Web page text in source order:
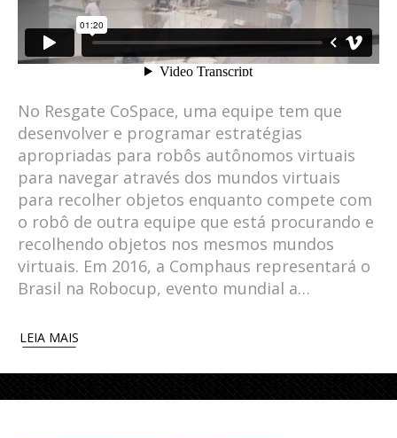
No Resgate CoSpace, uma equipe tem que
desenvolver e programar estratégias
apropriadas para robôs autônomos virtuais
para navegar através dos mundos virtuais
para recolher objetos enquanto compete com
o robô de outra equipe que está procurando e
recolhendo objetos nos mesmos mundos
virtuais. Em 2016, a Comphaus representará o
Brasil na Robocup, evento mundial a…
LEIA MAIS